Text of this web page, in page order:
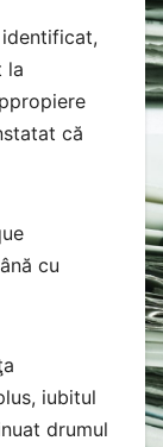
la
că
cu
iubitul
drumul